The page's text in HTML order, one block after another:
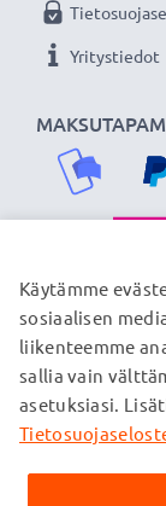
Yritystiedot
© subtel.fi 2026
Kaikki hinnat
toimituskuluja.
Käytämme
sosiaalisen
liikenteemme
sallia vain
asetuksiasi.